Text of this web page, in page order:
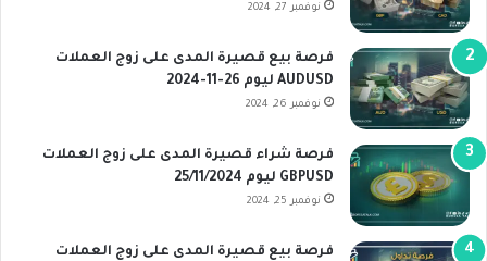
نوفمبر 27, 2024
فرصة بيع قصيرة المدى على زوج العملات
AUDUSD ليوم 26-11-2024
نوفمبر 26, 2024
فرصة شراء قصيرة المدى على زوج العملات
GBPUSD ليوم 25/11/2024
نوفمبر 25, 2024
فرصة بيع قصيرة المدى على زوج العملات